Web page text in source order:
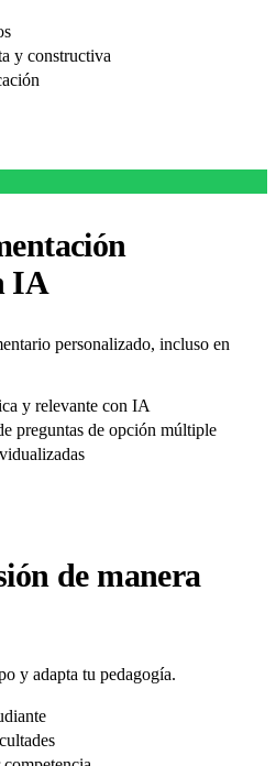
y constructiva
IA
personalizado, incluso en
y relevante con IA
preguntas de opción múltiple
de manera
y adapta tu pedagogía.